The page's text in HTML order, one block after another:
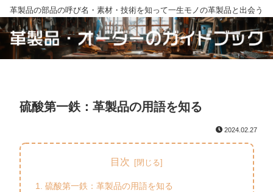
革製品の部品の呼び名・素材・技術を知って一生モノの革製品と出会う
硫酸第一鉄：革製品の用語を知る
2024.02.27
目次
硫酸第一鉄：革製品の用語を知る